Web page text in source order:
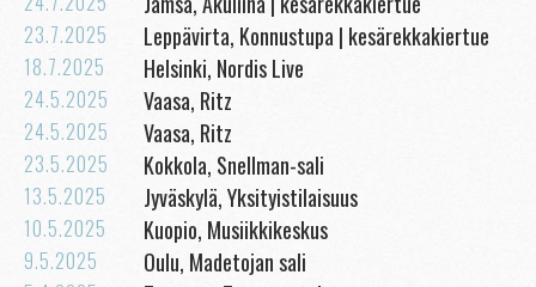
23.7.2025 Leppävirta, Konnustupa | kesärekkakiertue
18.7.2025 Helsinki, Nordis Live
24.5.2025 Vaasa, Ritz
24.5.2025 Vaasa, Ritz
23.5.2025 Kokkola, Snellman-sali
13.5.2025 Jyväskylä, Yksityistilaisuus
10.5.2025 Kuopio, Musiikkikeskus
9.5.2025 Oulu, Madetojan sali